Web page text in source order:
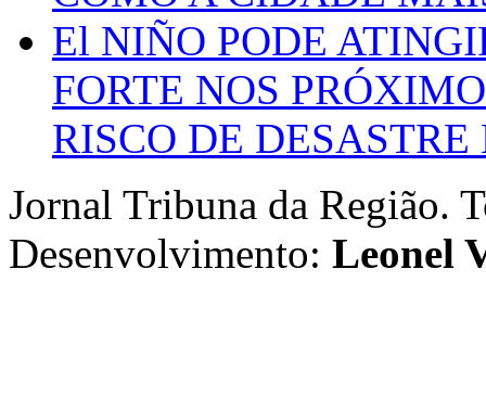
El NIÑO PODE
FORTE NOS
RISCO DE
Jornal Tribuna da Região.
Desenvolvimento: Leonel